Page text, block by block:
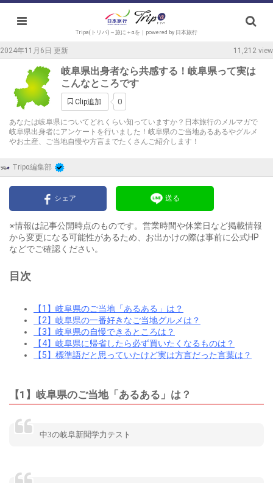
Tripa(トリパ)～旅に＋αを｜powered by 日本旅行
2024年11月6日 更新 11,212 view
岐阜県出身者なら共感する！岐阜県って実は
こんなところです
Clip追加 0
あなたは岐阜県についてどれくらい知っていますか？日本旅行のメルマガで
岐阜県出身者にアンケートを行いました！岐阜県のご当地あるあるやグルメ
やお土産、ご当地自慢や方言までたくさんご紹介します！
Tripα編集部
シェア 送る
※情報は記事公開時点のものです。営業時間や休業日など掲載情報
から変更になる可能性があるため、お出かけの際は事前に公式HP
などでご確認ください。
目次
【1】岐阜県のご当地「あるある」は？
【2】岐阜県の一番好きなご当地グルメは？
【3】岐阜県の自慢できるところは？
【4】岐阜県に帰省したら必ず買いたくなるものは？
【5】標準語だと思っていたけど実は方言だった言葉は？
【1】岐阜県のご当地「あるある」は？
中3の岐阜新聞学力テスト